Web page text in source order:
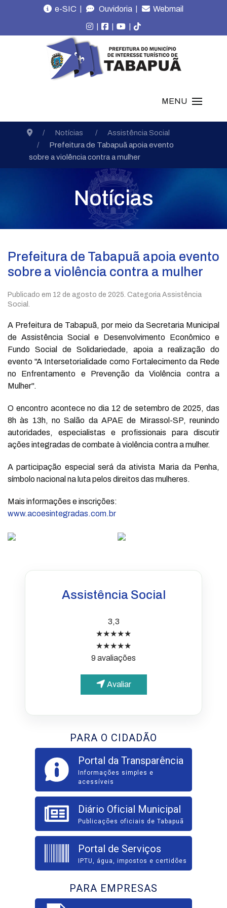
e-SIC | Ouvidoria | Webmail
| | |
MENU
Notícias
Assistência Social
Prefeitura de Tabapuã apoia evento
sobre a violência contra a mulher
Notícias
Prefeitura de Tabapuã apoia evento
sobre a violência contra a mulher
Publicado em 12 de agosto de 2025 . Categoria Assistência
Social.
A Prefeitura de Tabapuã, por meio da Secretaria Municipal
de Assistência Social e Desenvolvimento Econômico e
Fundo Social de Solidariedade, apoia a realização do
evento "A Intersetorialidade como Fortalecimento da Rede
no Enfrentamento e Prevenção da Violência contra a
Mulher".
O encontro acontece no dia 12 de setembro de 2025, das
8h às 13h, no Salão da APAE de Mirassol-SP, reunindo
autoridades, especialistas e profissionais para discutir
ações integradas de combate à violência contra a mulher.
A participação especial será da ativista Maria da Penha,
símbolo nacional na luta pelos direitos das mulheres.
Mais informações e inscrições:
www.acoesintegradas.com.br
Assistência Social
3,3
★★★★★
★★★★★
9 avaliações
Avaliar
PARA O CIDADÃO
Portal da Transparência
Informações simples e
acessíveis
Diário Oficial Municipal
Publicações oficiais de Tabapuã
Portal de Serviços
IPTU, água, impostos e certidões
PARA EMPRESAS